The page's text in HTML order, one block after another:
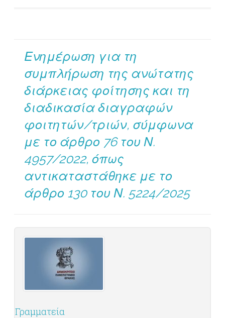
Ενημέρωση για τη
συμπλήρωση της ανώτατης
διάρκειας φοίτησης και τη
διαδικασία διαγραφών
φοιτητών/τριών, σύμφωνα
με το άρθρο 76 του Ν.
4957/2022, όπως
αντικαταστάθηκε με το
άρθρο 130 του Ν. 5224/2025
Γραμματεία